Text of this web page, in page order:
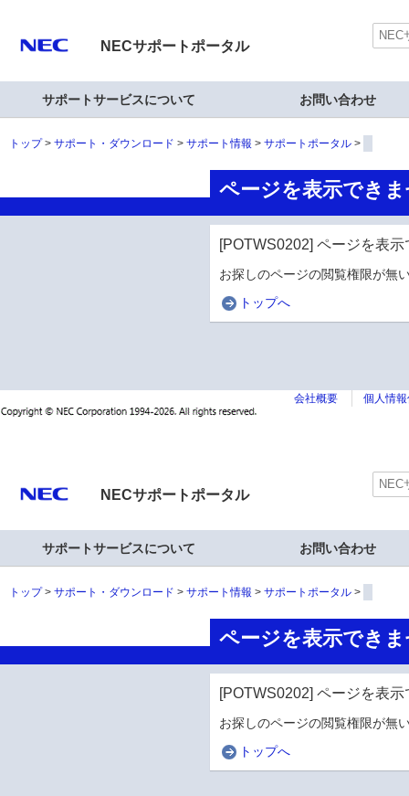
NECサポートポータル
サポートサービスについて お問い合わせ
トップ サポート・ダウンロード サポート情報 サポートポータル
ページを表示でき
[POTWS0202] ページを表
お探しのページの閲覧権限が無
トップへ
会社概要 個人情
NECサポートポータル
サポートサービスについて お問い合わせ
トップ サポート・ダウンロード サポート情報 サポートポータル
ページを表示でき
[POTWS0202] ページを表
お探しのページの閲覧権限が無
トップへ